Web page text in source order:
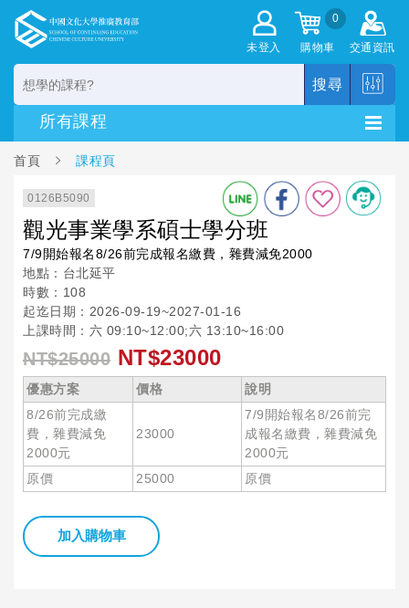
未登入
0
購物車 交通資訊
搜尋
首頁 課程頁
0126B5090
觀光事業學系碩士學分班
7/9開始報名8/26前完成報名繳費，雜費減免2000
地點：台北延平
時數：108
起迄日期：2026-09-19~2027-01-16
上課時間：六 09:10~12:00;六 13:10~16:00
NT$25000 NT$23000
優惠方案 價格
說明
8/26前完成繳
費，雜費減免
2000元
23000
7/9開始報名8/26前完
成報名繳費，雜費減免
2000元
原價
25000 原價
加入購物車